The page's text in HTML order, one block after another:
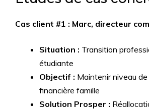
Cas client #1 : Marc, directeur
Situation : Transition
étudiante
Objectif : Maintenir niveau de
financière famille
Solution Prosper :